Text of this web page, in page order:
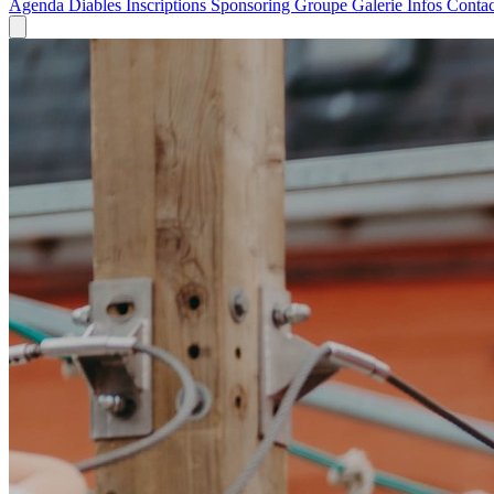
Agenda Diables Inscriptions Sponsoring Groupe Galerie Infos